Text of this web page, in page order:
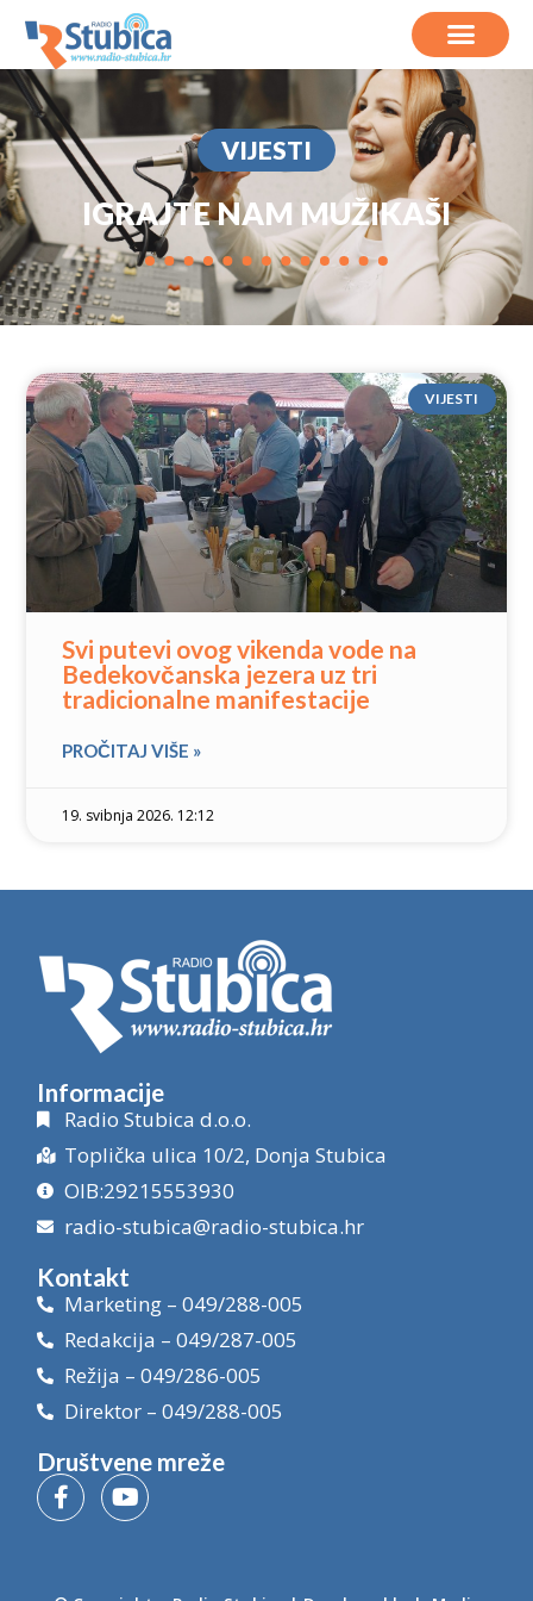
VIJESTI
IGRAJTE NAM MUŽIKAŠI
VIJESTI
Svi putevi ovog vikenda vode na
Bedekovčanska jezera uz tri
tradicionalne manifestacije
PROČITAJ VIŠE »
19. svibnja 2026. 12:12
Informacije
Radio Stubica d.o.o.
Toplička ulica 10/2, Donja Stubica
OIB:29215553930
radio-stubica@radio-stubica.hr
Kontakt
Marketing – 049/288-005
Redakcija – 049/287-005
Režija – 049/286-005
Direktor – 049/288-005
Društvene mreže